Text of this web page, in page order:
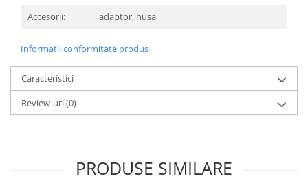
Chitare si bass
Instrumente cu arcus
Instrumente de percutie
Instrumente de suflat
Instrumente si jucarii pentru copii
Instrumente traditionale
Accesorii:
adaptor, husa
Informatii conformitate produs
Caracteristici
Review-uri(0)
PRODUSE SIMILARE